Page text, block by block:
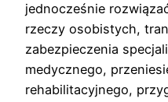
jednocześnie
rzeczy osobistych,
zabezpieczenia
medycznego,
rehabilitacyjnego,